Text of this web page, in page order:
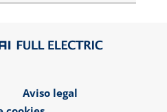
Aviso legal